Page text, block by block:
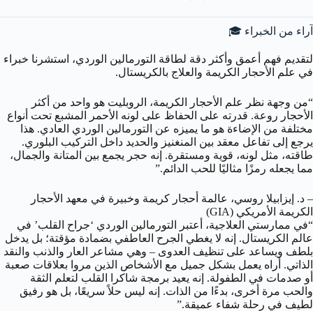
آراء من الخبراء 🎓
لتقديم فهم أعمق وأكثر دقة لطاقة التورمالين الوردي، استشرنا خبراء
في علم الأحجار الكريمة والعلاج بالكريستال.
“من وجهة نظر علم الأحجار الكريمة، الروبليت هو واحد من أكثر
الأحجار روعة. قدرته على الحفاظ على لونه الأحمر المشبع تحت أنواع
مختلفة من الإضاءة هو ما يميزه عن التورمالين الوردي العادي. هذا
يرجع إلى تفاعل معقد بين المنغنيز والحديد داخل التركيب البلوري.
طاقته، مثل لونه، قوية ومستقرة. إنه حجر يجمع بين المتانة والجمال،
مما يجعله رمزًا مثاليًا للحب الدائم.”
– د. إيزابيلا روسي، عالمة أحجار كريمة وخبيرة في معهد الأحجار
الكريمة الأمريكي (GIA)
“في ممارستي العلاجية، أعتبر التورمالين الوردي ‘جراح القلب’ في
عالم الكريستال. إنه لا يغطي الجرح العاطفي بضمادة مؤقتة؛ بل يدخل
بلطف ويساعد على تنظيف العدوى – وهي مشاعر العار والذنب والنقد
الذاتي. أراه يعمل بشكل جميل مع الأشخاص الذين مروا بعلاقات صعبة
أو صدمات في الطفولة. إنه يعيد برمجة شاكرا القلب لتعلم الثقة
والحب مرة أخرى، بدءًا من الذات. إنه ليس حلاً سريعًا، بل هو رفيق
لطيف في رحلة شفاء عميقة.”